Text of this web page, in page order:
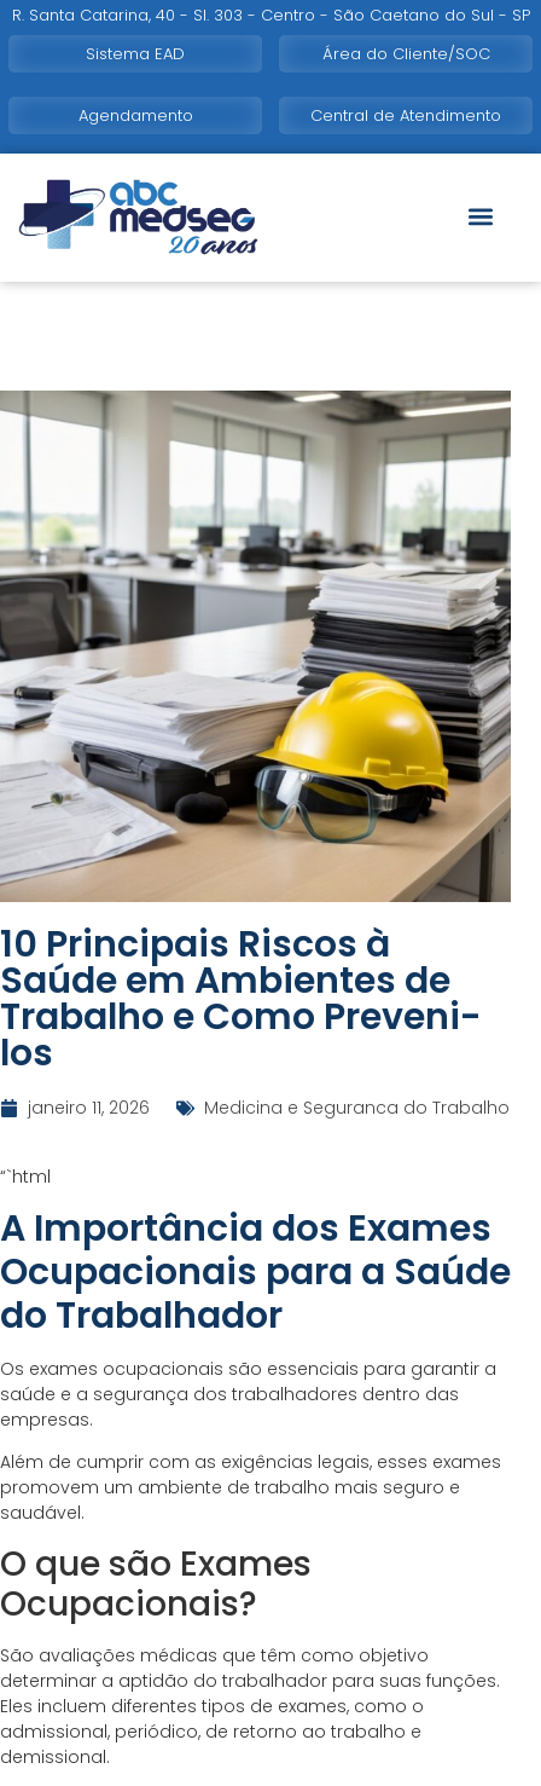
R. Santa Catarina, 40 - Sl. 303 - Centro - São Caetano do Sul - SP
Sistema EAD
Área do Cliente/SOC
Agendamento Central de Atendimento
10 Principais Riscos à
Saúde em Ambientes de
Trabalho e Como Preveni-
los
janeiro 11, 2026 Medicina e Seguranca do Trabalho
“`html
A Importância dos Exames
Ocupacionais para a Saúde
do Trabalhador
Os exames ocupacionais são essenciais para garantir a
saúde e a segurança dos trabalhadores dentro das
empresas.
Além de cumprir com as exigências legais, esses exames
promovem um ambiente de trabalho mais seguro e
saudável.
O que são Exames
Ocupacionais?
São avaliações médicas que têm como objetivo
determinar a aptidão do trabalhador para suas funções.
Eles incluem diferentes tipos de exames, como o
admissional, periódico, de retorno ao trabalho e
demissional.